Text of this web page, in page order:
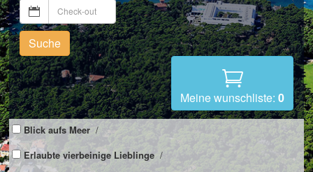
Suche
Meine wunschliste: 0
Blick aufs Meer /
Erlaubte vierbeinige Lieblinge /